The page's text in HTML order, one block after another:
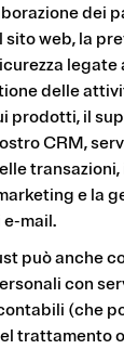
dei
sito web, la
delle
prodotti, il
CRM,
e la
mail.
può anche
con
(che
trattamento